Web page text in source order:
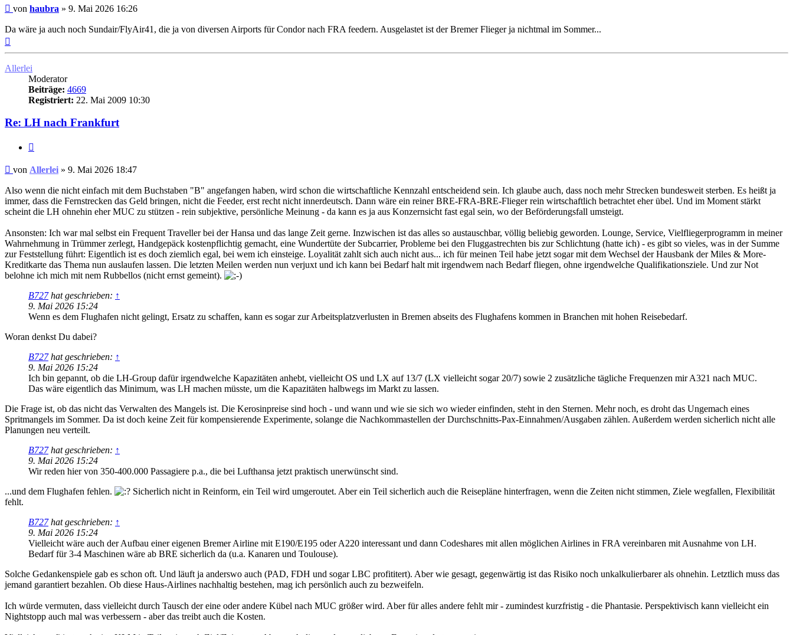
Ungelesener
von haubra » 9. Mai 2026 16:26
Da wäre ja auch noch Sundair/FlyAir41, die ja von diversen Airports für Condor nach FRA feedern. Ausgelastet ist der Bremer Flieger ja nichtmal im Sommer...
Allerlei
Moderator
Beiträge: 4669
Registriert: 22. Mai 2009 10:30
Re: LH nach Frankfurt
Ungelesener
von Allerlei » 9. Mai 2026 18:47
Also wenn die nicht einfach mit dem Buchstaben "B" angefangen haben, wird schon die wirtschaftliche Kennzahl entscheidend sein. Ich glaube auch, dass noch mehr Strecken bundesweit sterben. Es heißt ja
immer, dass die Fernstrecken das Geld bringen, nicht die Feeder, erst recht nicht innerdeutsch. Dann wäre ein reiner BRE-FRA-BRE-Flieger rein wirtschaftlich betrachtet eher übel. Und im Moment stärkt
scheint die LH ohnehin eher MUC zu stützen - rein subjektive, persönliche Meinung - da kann es ja aus Konzernsicht fast egal sein, wo der Beförderungsfall umsteigt.
Ansonsten: Ich war mal selbst ein Frequent Traveller bei der Hansa und das lange Zeit gerne. Inzwischen ist das alles so austauschbar, völlig beliebig geworden. Lounge, Service, Vielfliegerprogramm in meiner
Wahrnehmung in Trümmer zerlegt, Handgepäck kostenpflichtig gemacht, eine Wundertüte der Subcarrier, Probleme bei den Fluggastrechten bis zur Schlichtung (hatte ich) - es gibt so vieles, was in der Summe
zur Feststellung führt: Eigentlich ist es doch ziemlich egal, bei wem ich einsteige. Loyalität zahlt sich auch nicht aus... ich für meinen Teil habe jetzt sogar mit dem Wechsel der Hausbank der Miles & More-
Kreditkarte das Thema nun auslaufen lassen. Die letzten Meilen werden nun verjuxt und ich kann bei Bedarf halt mit irgendwem nach Bedarf fliegen, ohne irgendwelche Qualifikationsziele. Und zur Not
belohne ich mich mit nem Rubbellos (nicht ernst gemeint).
B727hat geschrieben: ↑
9. Mai 2026 15:24
Wenn es dem Flughafen nicht gelingt, Ersatz zu schaffen, kann es sogar zur Arbeitsplatzverlusten in Bremen abseits des Flughafens kommen in Branchen mit hohen Reisebedarf.
Woran denkst Du dabei?
B727hat geschrieben: ↑
9. Mai 2026 15:24
Ich bin gepannt, ob die LH-Group dafür irgendwelche Kapazitäten anhebt, vielleicht OS und LX auf 13/7 (LX vielleicht sogar 20/7) sowie 2 zusätzliche tägliche Frequenzen mir A321 nach MUC.
Das wäre eigentlich das Minimum, was LH machen müsste, um die Kapazitäten halbwegs im Markt zu lassen.
Die Frage ist, ob das nicht das Verwalten des Mangels ist. Die Kerosinpreise sind hoch - und wann und wie sie sich wo wieder einfinden, steht in den Sternen. Mehr noch, es droht das Ungemach eines
Spritmangels im Sommer. Da ist doch keine Zeit für kompensierende Experimente, solange die Nachkommastellen der Durchschnitts-Pax-Einnahmen/Ausgaben zählen. Außerdem werden sicherlich nicht alle
Planungen neu verteilt.
B727hat geschrieben: ↑
9. Mai 2026 15:24
Wir reden hier von 350-400.000 Passagiere p.a., die bei Lufthansa jetzt praktisch unerwünscht sind.
...und dem Flughafen fehlen.
Sicherlich nicht in Reinform, ein Teil wird umgeroutet. Aber ein Teil sicherlich auch die Reisepläne hinterfragen, wenn die Zeiten nicht stimmen, Ziele wegfallen, Flexibilität
fehlt.
B727hat geschrieben: ↑
9. Mai 2026 15:24
Vielleicht wäre auch der Aufbau einer eigenen Bremer Airline mit E190/E195 oder A220 interessant und dann Codeshares mit allen möglichen Airlines in FRA vereinbaren mit Ausnahme von LH.
Bedarf für 3-4 Maschinen wäre ab BRE sicherlich da (u.a. Kanaren und Toulouse).
Solche Gedankenspiele gab es schon oft. Und läuft ja anderswo auch (PAD, FDH und sogar LBC profititert). Aber wie gesagt, gegenwärtig ist das Risiko noch unkalkulierbarer als ohnehin. Letztlich muss das
jemand garantiert bezahlen. Ob diese Haus-Airlines nachhaltig bestehen, mag ich persönlich auch zu bezweifeln.
Ich würde vermuten, dass vielleicht durch Tausch der eine oder andere Kübel nach MUC größer wird. Aber für alles andere fehlt mir - zumindest kurzfristig - die Phantasie. Perspektivisch kann vielleicht ein
Nightstopp auch mal was verbessern - aber das treibt auch die Kosten.